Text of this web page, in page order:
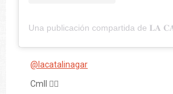
@lacatalinagar
Cmll 🙂‍↔️